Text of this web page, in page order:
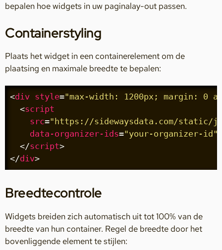
bepalen hoe widgets in uw paginalay-out passen.
Containerstyling
Plaats het widget in een containerelement om de
plaatsing en maximale breedte te bepalen:
<div style="max-width: 1200px; margin: 0
<script
src="https://sidewaysdata.com/static/
data-organizer-ids="your-organizer-id"
</script>
</div>
Breedtecontrole
Widgets breiden zich automatisch uit tot 100% van de
breedte van hun container. Regel de breedte door het
bovenliggende element te stijlen: